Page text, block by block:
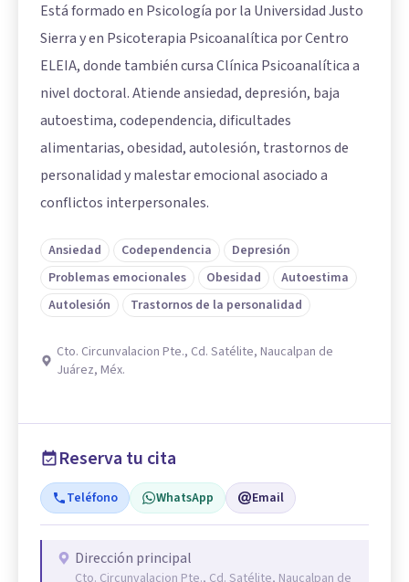
Está formado en Psicología por la Universidad Justo
Sierra y en Psicoterapia Psicoanalítica por Centro
ELEIA, donde también cursa Clínica Psicoanalítica a
nivel doctoral. Atiende ansiedad, depresión, baja
autoestima, codependencia, dificultades
alimentarias, obesidad, autolesión, trastornos de
personalidad y malestar emocional asociado a
conflictos interpersonales.
Ansiedad Codependencia
Depresión
Problemas emocionales
Obesidad
Autoestima
Autolesión
Trastornos de la personalidad
Cto. Circunvalacion Pte., Cd. Satélite, Naucalpan de
Juárez, Méx.
Reserva tu cita
Teléfono WhatsApp Email
Dirección principal